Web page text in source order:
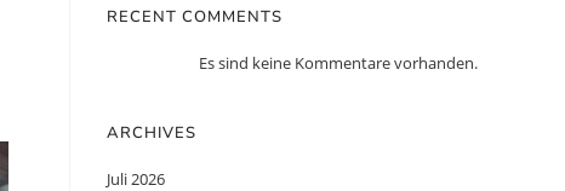
RECENT COMMENTS
Es sind keine Kommentare vorhanden.
ARCHIVES
Juli 2026